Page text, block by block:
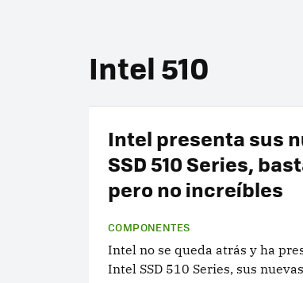
Intel 510
Intel presenta sus
SSD 510 Series,
pero no increíbles
COMPONENTES
Intel no se queda atrás y ha
Intel SSD 510 Series, sus